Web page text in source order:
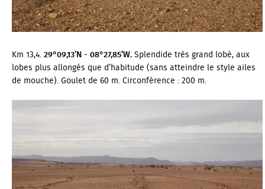
Km 13,4.29°09,13’N - 08°27,85’W.Splendide très grand lobé, aux
lobes plus allongés que d’habitude (sans atteindre le style ailes
de mouche). Goulet de 60 m. Circonférence : 200 m.